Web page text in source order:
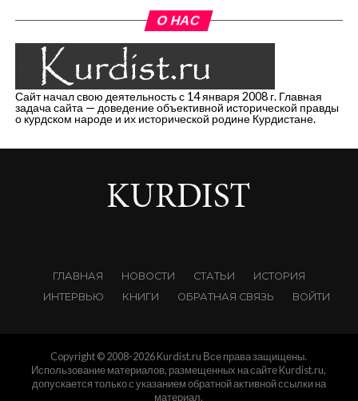
О НАС
Сайт начал свою деятельность с 14 января 2008 г. Главная
задача сайта — доведение объективной исторической правды
о курдском народе и их исторической родине Курдистане.
ГЛАВНАЯ НОВОСТИ СТАТЬИ
ИСТОРИЯ
ИНТЕРВЬЮ
КНИГИ ОБРАТНАЯ СВЯЗЬ ВОЙТИ
Copyright © 2008-2026 Kurdist.ru Все права защищены.
Использование материалов, размещенных на сайте Kurdist.ru,
допускается только с указанием обратной активной ссылки на
материал.